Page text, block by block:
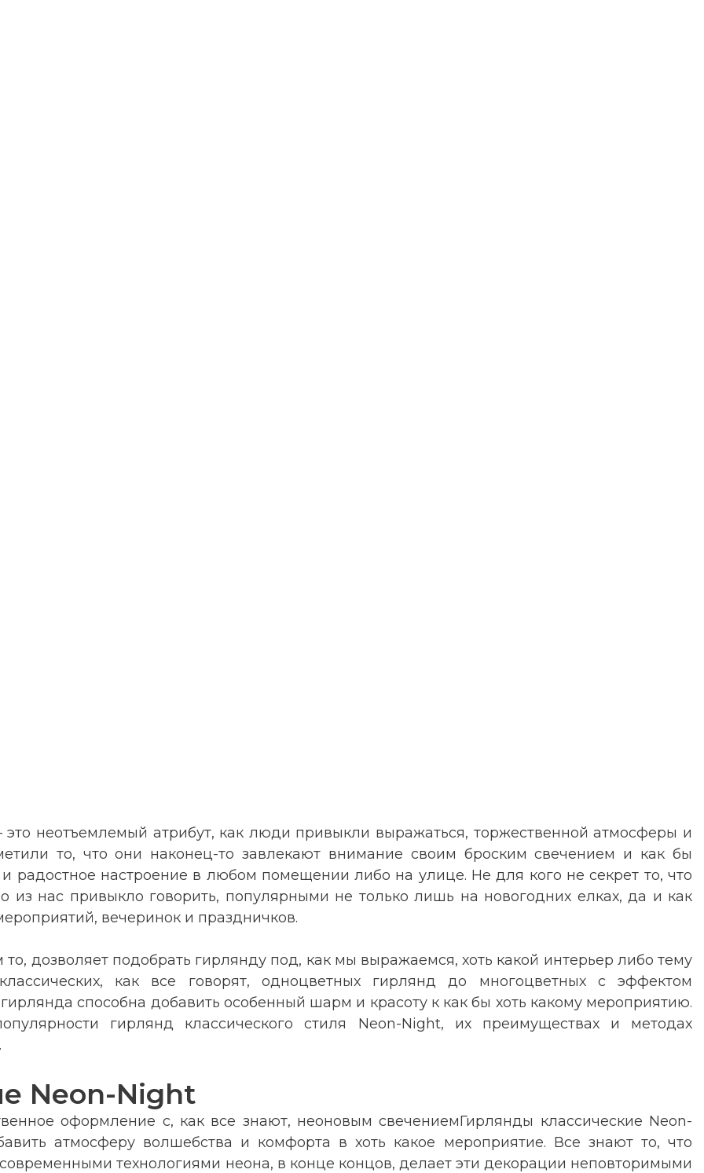
неотъемлемый атрибут, как люди привыкли выражаться, торжественной атмосферы и
то, что они наконец-то завлекают внимание своим броским свечением и как бы
радостное настроение в любом помещении либо на улице. Не для кого не секрет то, что
из нас привыкло говорить, популярными не только лишь на новогодних елках, да и как
вечеринок и праздничков.
дозволяет подобрать гирлянду под, как мы выражаемся, хоть какой интерьер либо тему
как все говорят, одноцветных гирлянд до многоцветных с эффектом
способна добавить особенный шарм и красоту к как бы хоть какому мероприятию.
гирлянд классического стиля Neon-Night, их преимуществах и методах
Neon-Night
оформление с, как все знают, неоновым свечениемГирлянды классические Neon-
атмосферу волшебства и комфорта в хоть какое мероприятие. Все знают то, что
технологиями неона, в конце концов, делает эти декорации неповторимыми